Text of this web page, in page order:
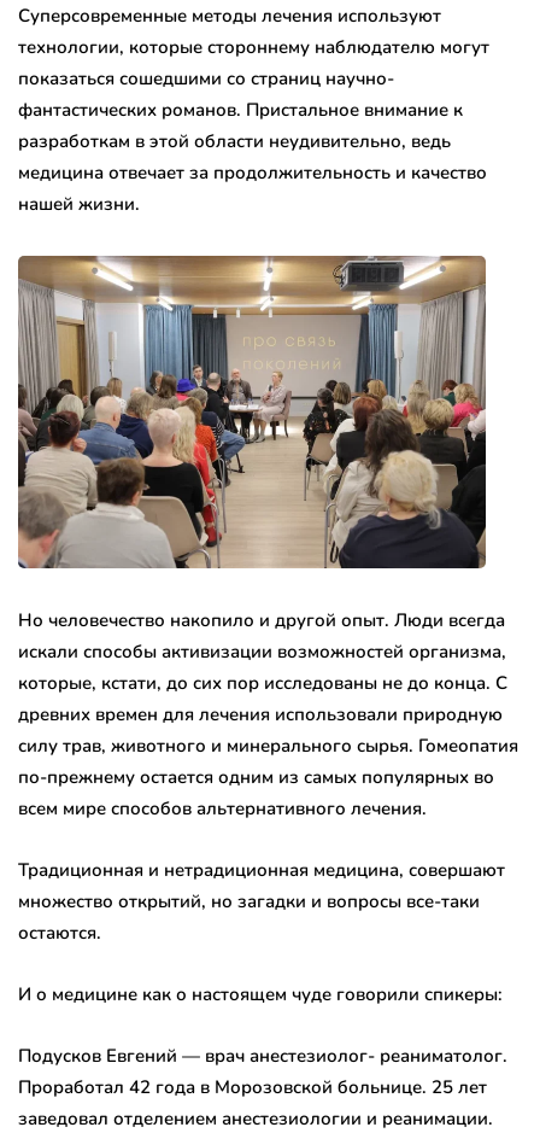
Суперсовременные методы лечения используют
технологии, которые стороннему наблюдателю могут
показаться сошедшими со страниц научно-
фантастических романов. Пристальное внимание к
разработкам в этой области неудивительно, ведь
медицина отвечает за продолжительность и качество
нашей жизни.
Но человечество накопило и другой опыт. Люди всегда
искали способы активизации возможностей организма,
которые, кстати, до сих пор исследованы не до конца. С
древних времен для лечения использовали природную
силу трав, животного и минерального сырья. Гомеопатия
по-прежнему остается одним из самых популярных во
всем мире способов альтернативного лечения.
Традиционная и нетрадиционная медицина, совершают
множество открытий, но загадки и вопросы все-таки
остаются.
И о медицине как о настоящем чуде говорили спикеры:
Подусков Евгений — врач анестезиолог- реаниматолог.
Проработал 42 года в Морозовской больнице. 25 лет
заведовал отделением анестезиологии и реанимации.